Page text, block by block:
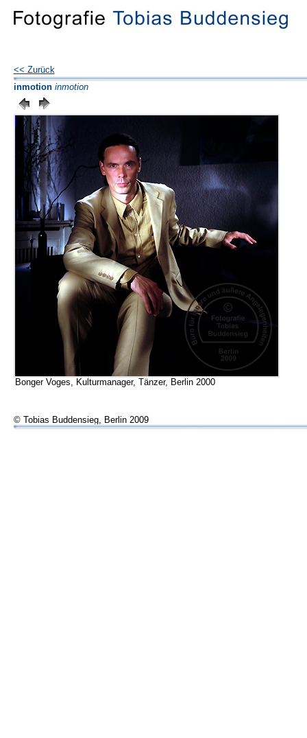
<< Zurück
inmotion inmotion
Bonger Voges, Kulturmanager, Tänzer, Berlin 2000
© Tobias Buddensieg, Berlin 2009